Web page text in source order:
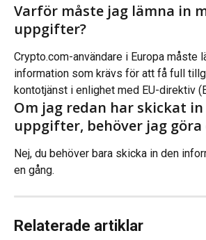
Varför måste jag lämna in
uppgifter?
Crypto.com-användare i Europa måste
information som krävs för att få full
kontotjänst i enlighet med EU-direktiv
Om jag redan har skickat
uppgifter, behöver jag göra
Nej, du behöver bara skicka in den
en gång.
Relaterade artiklar